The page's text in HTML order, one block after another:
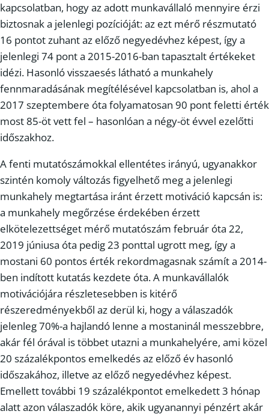
kapcsolatban, hogy az adott munkavállaló mennyire érzi
biztosnak a jelenlegi pozícióját: az ezt mérő részmutató
16 pontot zuhant az előző negyedévhez képest, így a
jelenlegi 74 pont a 2015-2016-ban tapasztalt értékeket
idézi. Hasonló visszaesés látható a munkahely
fennmaradásának megítélésével kapcsolatban is, ahol a
2017 szeptembere óta folyamatosan 90 pont feletti érték
most 85-öt vett fel – hasonlóan a négy-öt évvel ezelőtti
időszakhoz.
A fenti mutatószámokkal ellentétes irányú, ugyanakkor
szintén komoly változás figyelhető meg a jelenlegi
munkahely megtartása iránt érzett motiváció kapcsán is:
a munkahely megőrzése érdekében érzett
elkötelezettséget mérő mutatószám február óta 22,
2019 júniusa óta pedig 23 ponttal ugrott meg, így a
mostani 60 pontos érték rekordmagasnak számít a 2014-
ben indított kutatás kezdete óta. A munkavállalók
motivációjára részletesebben is kitérő
részeredményekből az derül ki, hogy a válaszadók
jelenleg 70%-a hajlandó lenne a mostaninál messzebbre,
akár fél órával is többet utazni a munkahelyére, ami közel
20 százalékpontos emelkedés az előző év hasonló
időszakához, illetve az előző negyedévhez képest.
Emellett további 19 százalékpontot emelkedett 3 hónap
alatt azon válaszadók köre, akik ugyanannyi pénzért akár